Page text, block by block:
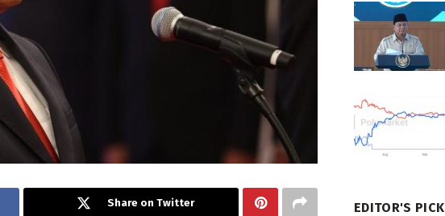
Share on Twitter EDITOR'S PICK